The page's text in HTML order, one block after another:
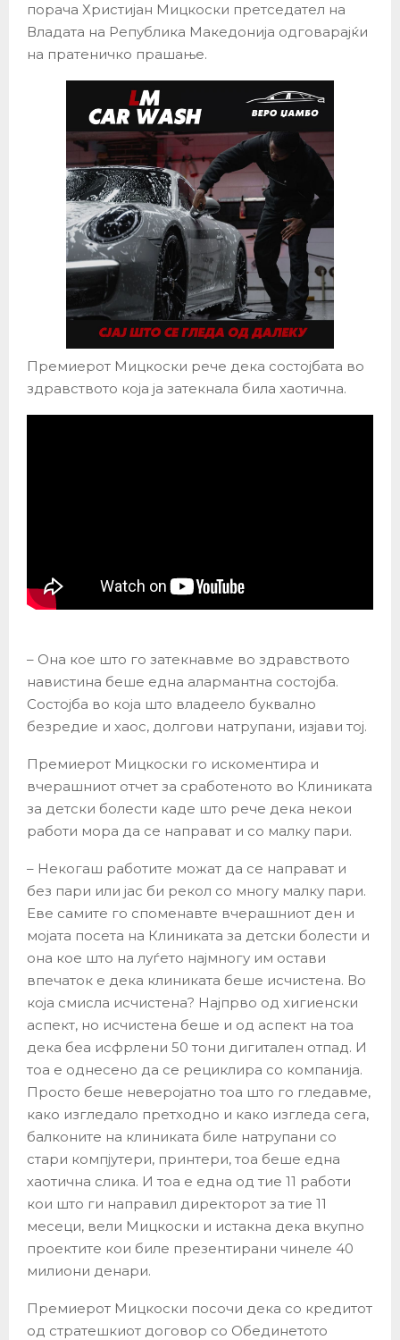
порача Христијан Мицкоски претседател на
Владата на Република Македонија одговарајќи
на пратеничко прашање.
Премиерот Мицкоски рече дека состојбата во
здравството која ја затекнала била хаотична.
– Она кое што го затекнавме во здравството
навистина беше една алармантна состојба.
Состојба во која што владеело буквално
безредие и хаос, долгови натрупани, изјави тој.
Премиерот Мицкоски го искоментира и
вчерашниот отчет за сработеното во Клиниката
за детски болести каде што рече дека некои
работи мора да се направат и со малку пари.
– Некогаш работите можат да се направат и
без пари или јас би рекол со многу малку пари.
Еве самите го споменавте вчерашниот ден и
мојата посета на Клиниката за детски болести и
она кое што на луѓето најмногу им остави
впечаток е дека клиниката беше исчистена. Во
која смисла исчистена? Најпрво од хигиенски
аспект, но исчистена беше и од аспект на тоа
дека беа исфрлени 50 тони дигитален отпад. И
тоа е однесено да се рециклира со компанија.
Просто беше неверојатно тоа што го гледавме,
како изгледало претходно и како изгледа сега,
балконите на клиниката биле натрупани со
стари компјутери, принтери, тоа беше една
хаотична слика. И тоа е една од тие 11 работи
кои што ги направил директорот за тие 11
месеци, вели Мицкоски и истакна дека вкупно
проектите кои биле презентирани чинеле 40
милиони денари.
Премиерот Мицкоски посочи дека со кредитот
од стратешкиот договор со Обединетото